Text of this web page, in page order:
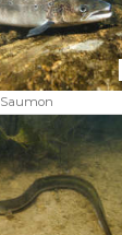
Saumon